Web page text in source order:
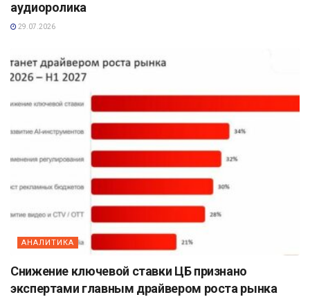
аудиоролика
29.07.2026
АНАЛИТИКА
Снижение ключевой ставки ЦБ признано
экспертами главным драйвером роста рынка